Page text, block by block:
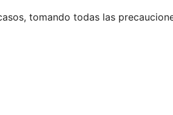
tomando todas las